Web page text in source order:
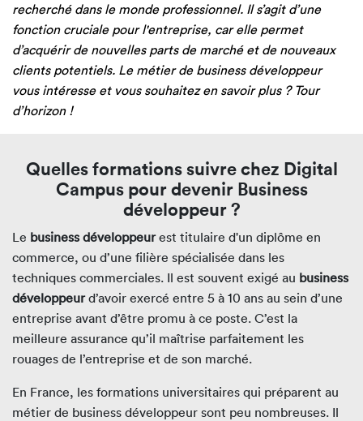
recherché dans le monde professionnel. Il s’agit d’une
fonction cruciale pour l'entreprise, car elle permet
d’acquérir de nouvelles parts de marché et de nouveaux
clients potentiels. Le métier de business développeur
vous intéresse et vous souhaitez en savoir plus ? Tour
d’horizon !
Quelles formations suivre chez Digital
Campus pour devenir Business
développeur ?
Le business développeurest titulaire d'un diplôme en
commerce, ou d’une filière spécialisée dans les
techniques commerciales. Il est souvent exigé au business
développeurd’avoir exercé entre 5 à 10 ans au sein d’une
entreprise avant d’être promu à ce poste. C’est la
meilleure assurance qu’il maîtrise parfaitement les
rouages de l’entreprise et de son marché.
En France, les formations universitaires qui préparent au
métier de business développeur sont peu nombreuses. Il